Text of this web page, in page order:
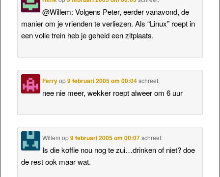
@Willem: Volgens Peter, eerder vanavond, de
manier om je vrienden te verliezen. Als “Linux” roept in
een volle trein heb je geheid een zitplaats.
Ferryop9 februari 2005 om 00:04 schreef:
nee nie meer, wekker roept alweer om 6 uur
Willem op9 februari 2005 om 00:07 schreef:
Is die koffie nou nog te zui…drinken of niet? doe
de rest ook maar wat.